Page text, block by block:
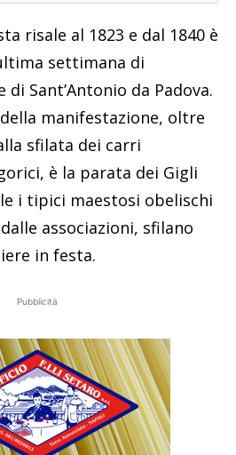
risale al 1823 e dal 1840 è
settimana di
Sant’Antonio da Padova.
manifestazione, oltre
sfilata dei carri
è la parata dei Gigli
i tipici maestosi obelischi
associazioni, sfilano
in festa.
Pubblicità